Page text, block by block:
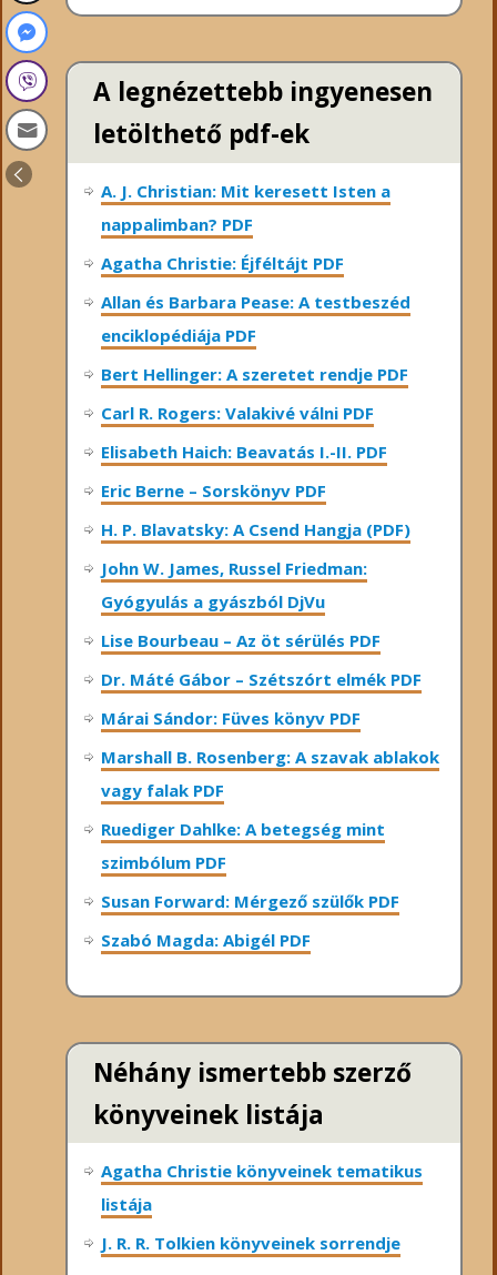
A legnézettebb ingyenesen
letölthető pdf-ek
A. J. Christian: Mit keresett Isten a
nappalimban? PDF
Agatha Christie: Éjféltájt PDF
Allan és Barbara Pease: A testbeszéd
enciklopédiája PDF
Bert Hellinger: A ​szeretet rendje PDF
Carl R. Rogers: Valakivé válni PDF
Elisabeth Haich: Beavatás I.-II. PDF
Eric Berne – Sorskönyv PDF
H. P. Blavatsky: A Csend Hangja (PDF)
John W. James, Russel Friedman:
Gyógyulás a gyászból DjVu
Lise Bourbeau – Az öt sérülés PDF
Dr. Máté Gábor – Szétszórt elmék PDF
Márai Sándor: Füves könyv PDF
Marshall B. Rosenberg: A szavak ablakok
vagy falak PDF
Ruediger Dahlke: A betegség mint
szimbólum PDF
Susan Forward: Mérgező szülők PDF
Szabó Magda: Abigél PDF
Néhány ismertebb szerző
könyveinek listája
Agatha Christie könyveinek tematikus
listája
J. R. R. Tolkien könyveinek sorrendje